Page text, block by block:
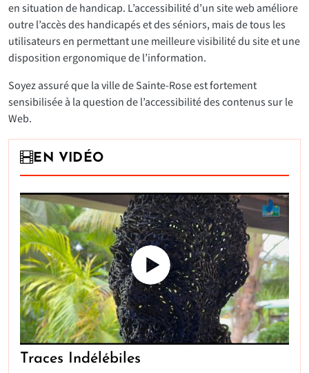
en situation de handicap. L’accessibilité d’un site web améliore
outre l’accès des handicapés et des séniors, mais de tous les
utilisateurs en permettant une meilleure visibilité du site et une
disposition ergonomique de l’information.
Soyez assuré que la ville de Sainte-Rose est fortement
sensibilisée à la question de l’accessibilité des contenus sur le
Web.
EN VIDÉO
Traces Indélébiles